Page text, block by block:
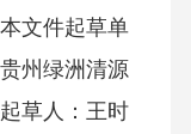
文件起草单
州绿洲清源
草人：王时